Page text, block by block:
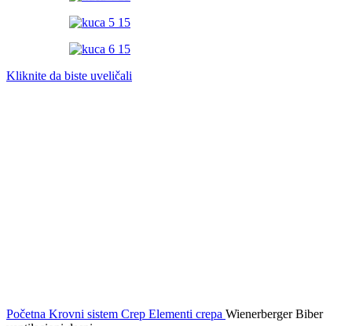
Kliknite da biste uveličali
Početna Krovni sistem Crep Elementi crepa Wienerberger Biber